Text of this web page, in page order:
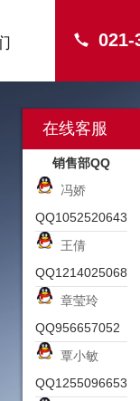
021-
在线客服
销售部QQ
冯娇
QQ1052520643
王倩
QQ1214025068
章莹玲
QQ956657052
覃小敏
QQ1255096653